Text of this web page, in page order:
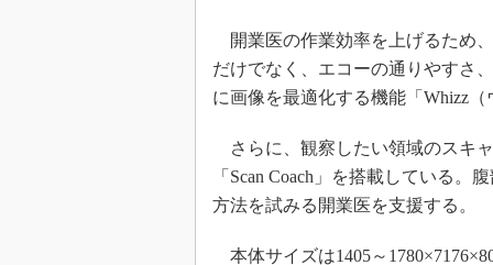
開業医の作業効率を上げるため
だけでなく、エコーの通りやすさ
に画像を最適化する機能「Whizz
さらに、観察したい領域のスキ
「Scan Coach」を搭載している
方法を試みる開業医を支援する。
本体サイズは1405～